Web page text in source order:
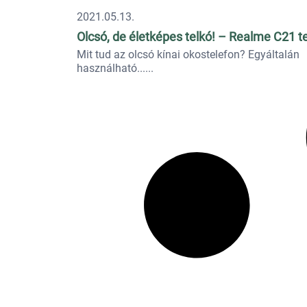
2021.05.13.
Olcsó, de életképes telkó! – Realme C21
Mit tud az olcsó kínai okostelefon? Egyáltalán
használható...